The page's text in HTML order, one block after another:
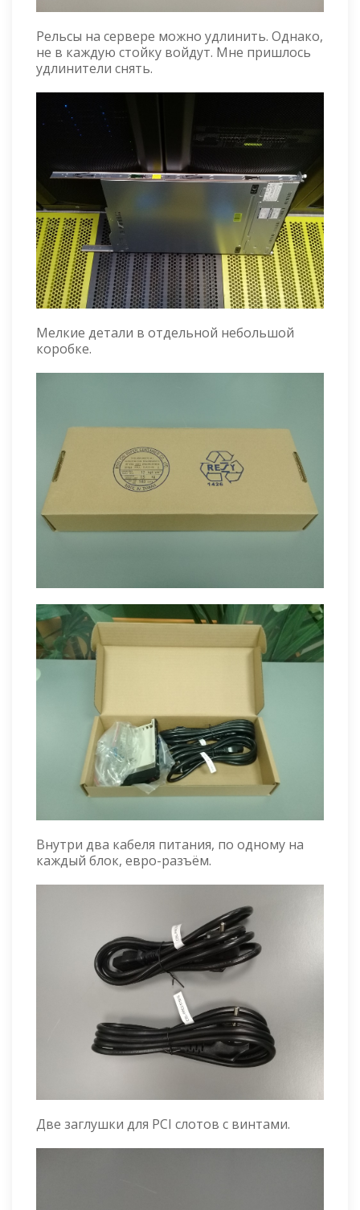
Рельсы на сервере можно удлинить. Однако,
не в каждую стойку войдут. Мне пришлось
удлинители снять.
Мелкие детали в отдельной небольшой
коробке.
Внутри два кабеля питания, по одному на
каждый блок, евро-разъём.
Две заглушки для PCI слотов с винтами.